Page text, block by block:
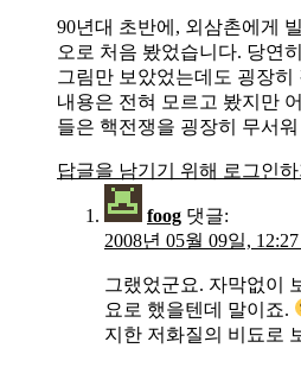
90년대 초반에, 외삼촌에게
오로 처음 봤었습니다. 당연
그림만 보았었는데도 굉장
내용은 전혀 모르고 봤지만
들은 핵전쟁을 굉장히 무서
답글을 남기기 위해 로그인하
foog 댓글:
2008년 05월 09일,
그랬었군요. 자막없이
요로 했을텐데 말이죠.
지한 저화질의 비됴로